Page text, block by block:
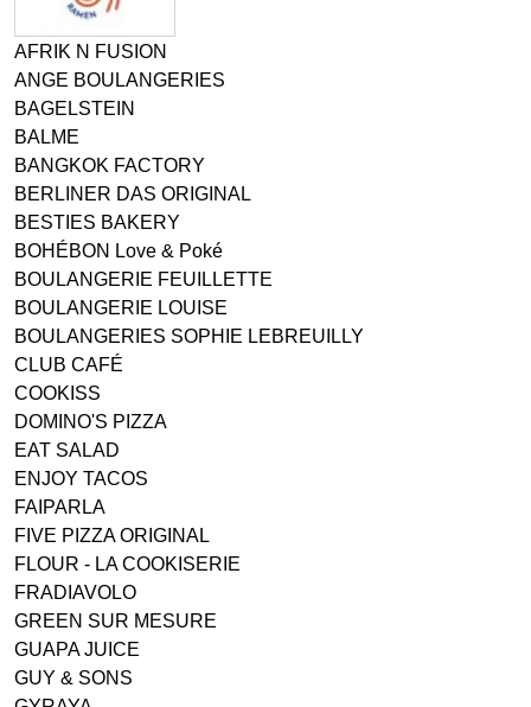
AFRIK N FUSION
ANGE BOULANGERIES
BAGELSTEIN
BALME
BANGKOK FACTORY
BERLINER DAS ORIGINAL
BESTIES BAKERY
BOHÉBON Love & Poké
BOULANGERIE FEUILLETTE
BOULANGERIE LOUISE
BOULANGERIES SOPHIE LEBREUILLY
CLUB CAFÉ
COOKISS
DOMINO'S PIZZA
EAT SALAD
ENJOY TACOS
FAIPARLA
FIVE PIZZA ORIGINAL
FLOUR - LA COOKISERIE
FRADIAVOLO
GREEN SUR MESURE
GUAPA JUICE
GUY & SONS